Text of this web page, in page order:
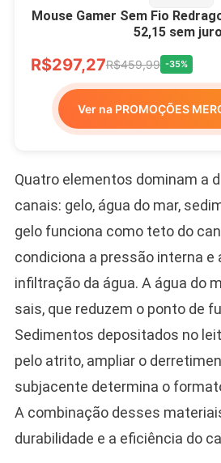
Mouse Gamer Sem Fio
52,15 sem
R$297,27R$459,99 -35%
Ver na PROMOÇÕES
Quatro elementos dominam a
canais: gelo, água do mar,
gelo funciona como teto do
condiciona a pressão interna e
infiltração da água. A água do
sais, que reduzem o ponto de
Sedimentos depositados no
pelo atrito, ampliar o
subjacente determina o
A combinação desses
durabilidade e a eficiência do